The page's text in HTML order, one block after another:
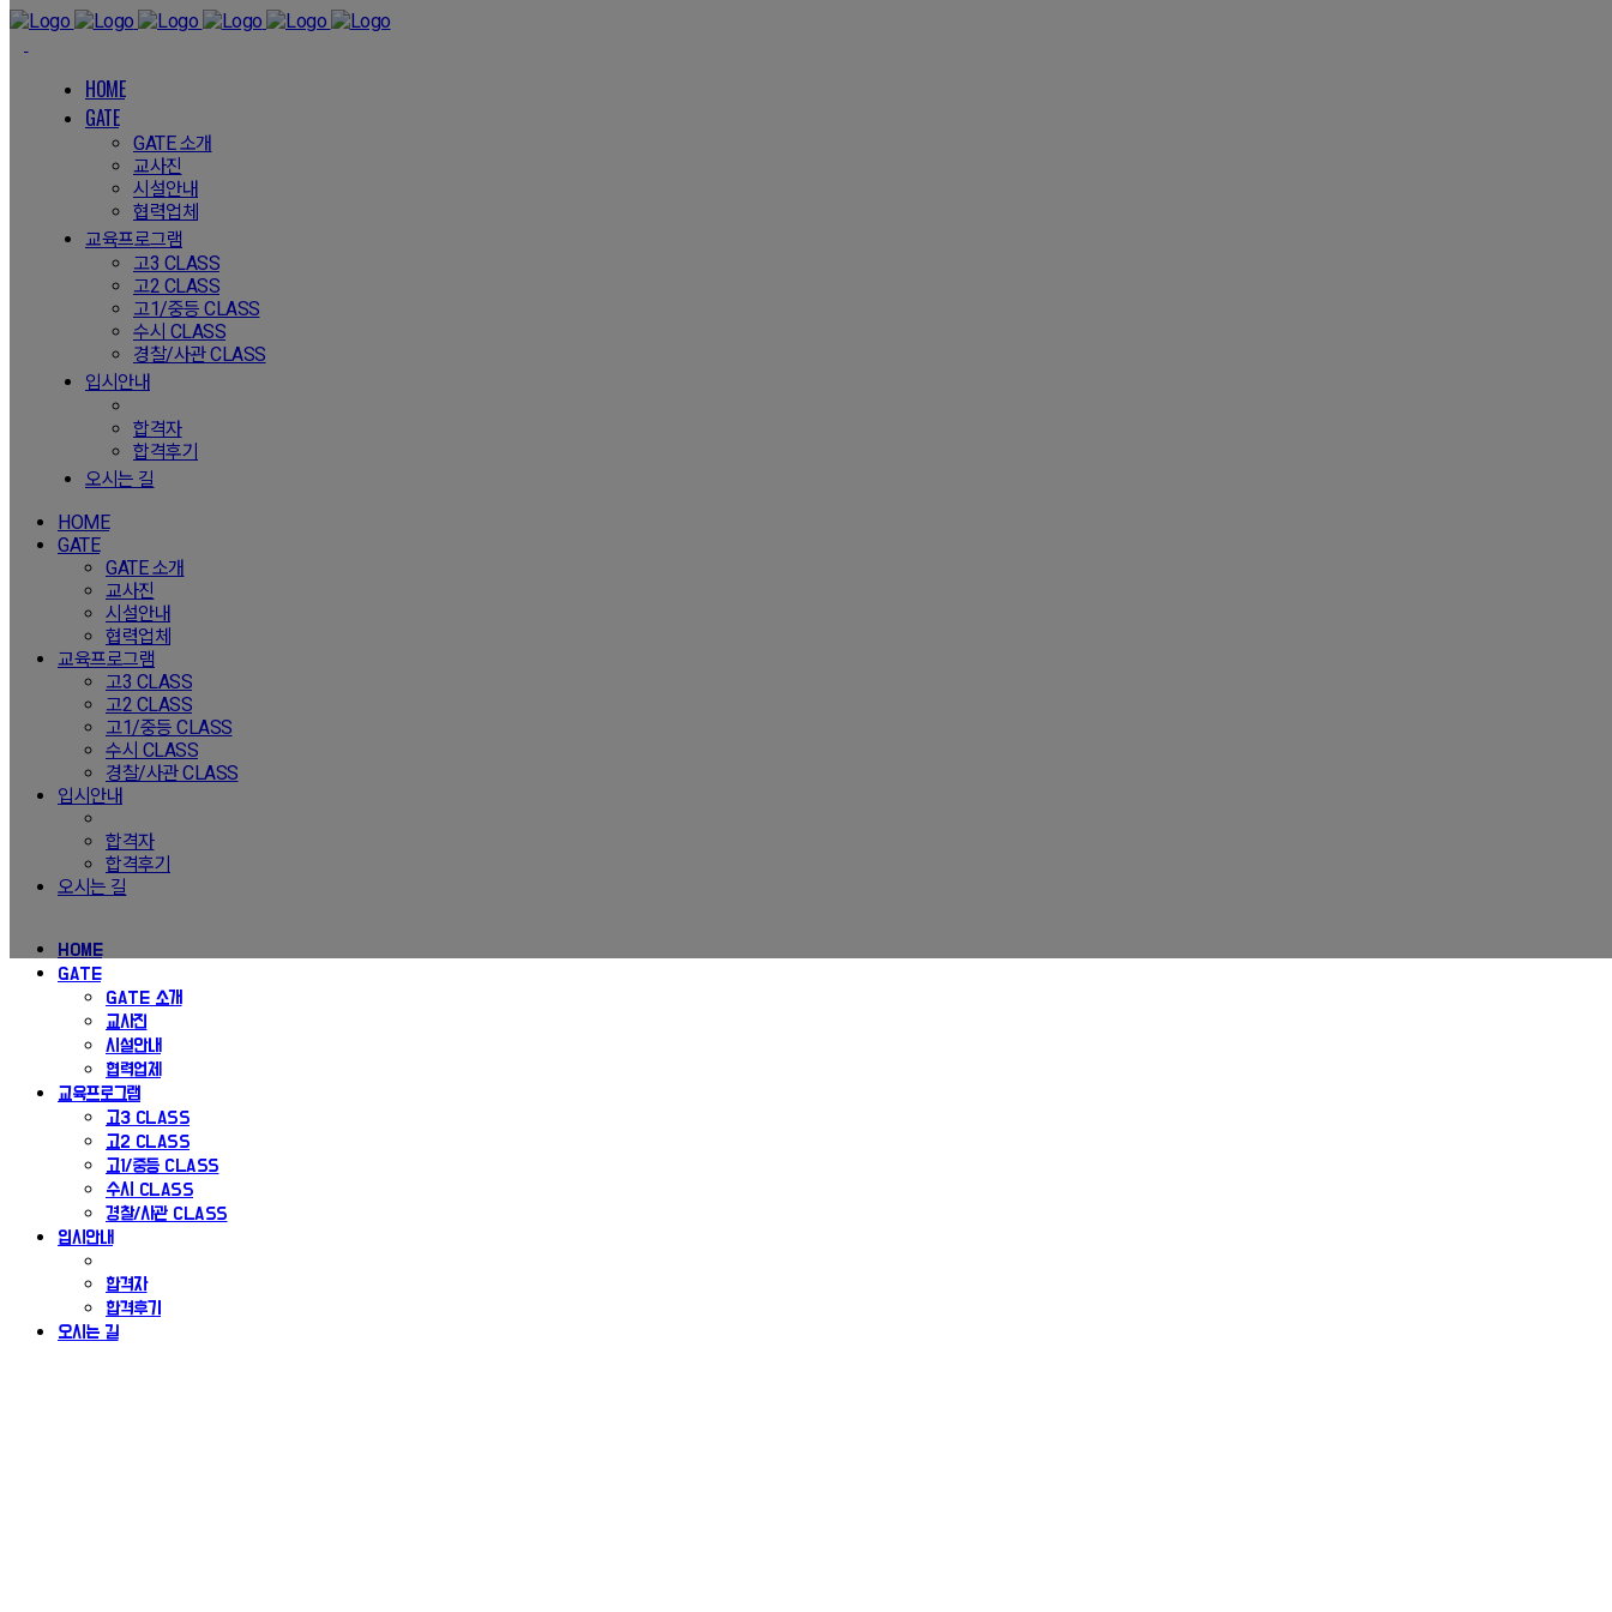
HOME
GATE
GATE 소개
교사진
시설안내
협력업체
교육프로그램
고3 CLASS
고2 CLASS
고1/중등 CLASS
수시 CLASS
경찰/사관 CLASS
입시안내
합격자
합격후기
오시는 길
HOME
GATE
GATE 소개
교사진
시설안내
협력업체
교육프로그램
고3 CLASS
고2 CLASS
고1/중등 CLASS
수시 CLASS
경찰/사관 CLASS
입시안내
합격자
합격후기
오시는 길
HOME
GATE
GATE 소개
교사진
시설안내
협력업체
교육프로그램
고3 CLASS
고2 CLASS
고1/중등 CLASS
수시 CLASS
경찰/사관 CLASS
입시안내
합격자
합격후기
오시는 길